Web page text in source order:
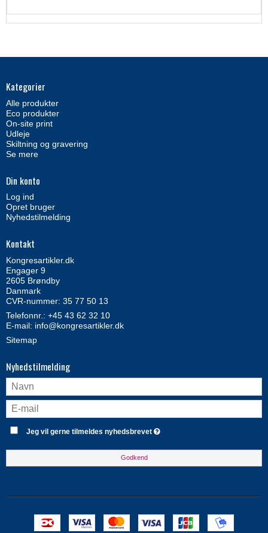
Kategorier
Alle produkter
Eco produkter
On-site print
Udleje
Skiltning og gravering
Se mere
Din konto
Log ind
Opret bruger
Nyhedstilmelding
Kontakt
Kongresartikler.dk
Engager 9
2605 Brøndby
Danmark
CVR-nummer: 35 77 50 13
Telefonnr.: +45 43 62 32 10
E-mail: info@kongresartikler.dk
Sitemap
Nyhedstilmelding
Jeg vil gerne tilmeldes nyhedsbrevet
Godkend